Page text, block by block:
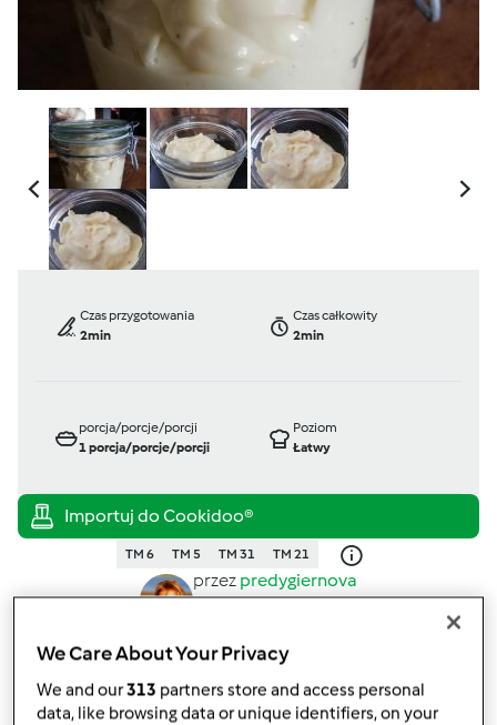
Czas przygotowania
2min
Czas całkowity
2min
porcja/porcje/porcji
1porcja/porcje/porcji
Poziom
Łatwy
TM 6 TM 5 TM 31 TM 21
przez predygiernova
opublikowany: 11/06/20
Dodaj do moich kolekcji
podziel się przepisem
We Care About Your Privacy
We and our313 partners store and access personal
data, like browsing data or unique identifiers, on your